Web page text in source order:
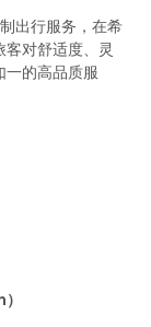
出行服务，在希
对舒适度、灵
一的高品质服